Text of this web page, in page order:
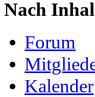
Nach
Forum
Kalender